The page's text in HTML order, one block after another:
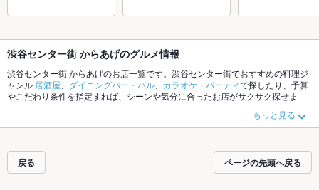
渋谷センター街 からあげのグルメ情報
渋谷センター街 からあげのお店一覧です。渋谷センター街でおすすめの料理ジ
ャンル 居酒屋 ダイニングバー・バル カラオケ・パーティで探したり、予算
やこだわり条件を指定すれば、シーンや気分に合ったお店がサクサク探せま
もチェックしてみてください。ホットペッパーグルメな
ら、お得なクーポンはもちろん、こだわりメニューお茶漬け、馬刺し、モツ煮
24時間使える簡単便利なネット予約が使えるお店も拡大中です。友達どうしの
飲み会にも、会社の宴会にも、デートやパーティーにもお得に便利にホットペ
ッパーグルメをご利用ください。
もっと見る
戻る ページの先頭へ戻る